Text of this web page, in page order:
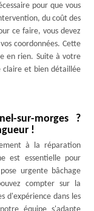
pour que vous
du coût des
ce faire, vous devez
coordonnées. Cette
en rien. Suite à votre
claire et bien détaillée
sur-morges ?
!
à la réparation
est essentielle pour
urgente bâchage
compter sur la
d'expérience dans les